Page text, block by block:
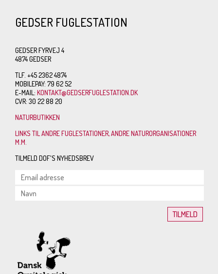
GEDSER FUGLESTATION
GEDSER FYRVEJ 4
4874 GEDSER
TLF. +45 2362 4874
MOBILEPAY: 79 62 52
E-MAIL:KONTAKT@GEDSERFUGLESTATION.DK
CVR: 30 22 88 20
NATURBUTIKKEN
LINKS TIL ANDRE FUGLESTATIONER, ANDRE NATURORGANISATIONER
M.M.
TILMELD DOF'S NYHEDSBREV